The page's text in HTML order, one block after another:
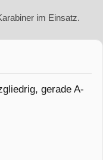
im Einsatz.
gerade A-